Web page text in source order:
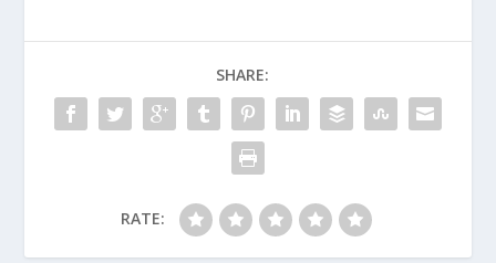
SHARE:
RATE: